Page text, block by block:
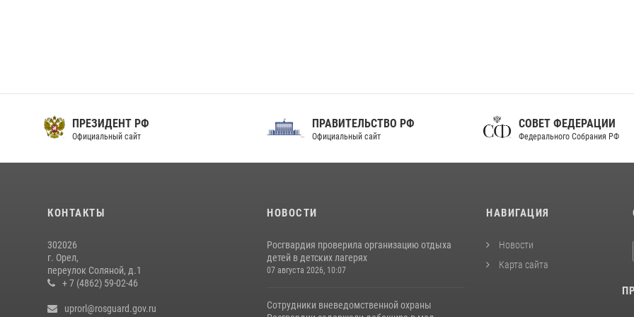
ПРЕЗИДЕНТ РФ
Официальный сайт
ПРАВИТЕЛЬСТВО РФ
Официальный сайт
СОВЕТ ФЕДЕРАЦИИ
Федерального Собрания РФ
КОНТАКТЫ
302026
г. Орел,
переулок Соляной, д.1
+ 7 (4862) 59-02-46
uprorl@rosguard.gov.ru
НОВОСТИ
Росгвардия проверила организацию отдыха
детей в детских лагерях
07 августа 2026, 10:07
Сотрудники вневедомственной охраны
НАВИГАЦИЯ
Новости
Карта сайта